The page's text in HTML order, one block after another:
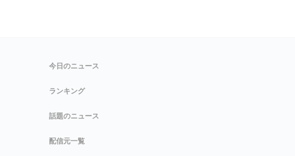
今日のニュース
ランキング
話題のニュース
配信元一覧